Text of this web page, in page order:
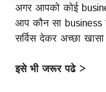
अगर आपको कोई
आप कौन सा business
सर्विस देकर अच्छा
इसे भी जरूर पढे >